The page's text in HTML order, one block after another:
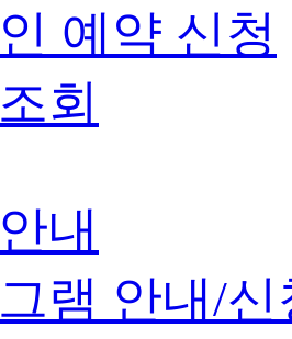
예약 신청
회
내
램 안내/신